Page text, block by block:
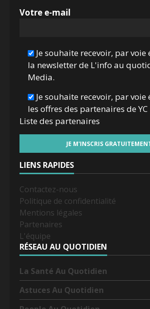
Votre e-mail
Je souhaite recevoir, par
la newsletter de L'info au
Media.
Je souhaite recevoir, par
les offres des partenaires de
Liste des partenaires
LIENS RAPIDES
Contactez-nous
Politique de confidentialité
Mentions légales
Partenaires
L'équipe
RÉSEAU AU QUOTIDIEN
La Santé Au Quotidien
Astuces Au Quotidien